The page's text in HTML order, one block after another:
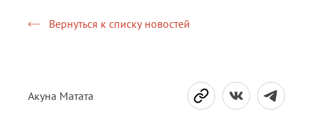
Вернуться к списку новостей
Акуна Матата